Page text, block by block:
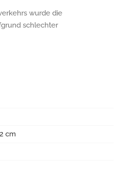
wurde die
schlechter
cm